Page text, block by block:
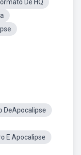
De HQ
DeApocalipse
E Apocalipse